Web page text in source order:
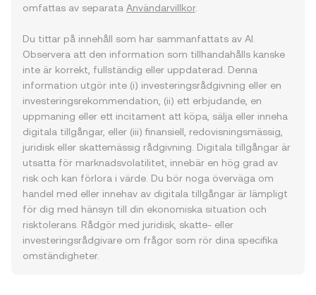
omfattas av separata Användarvillkor.
Du tittar på innehåll som har sammanfattats av AI.
Observera att den information som tillhandahålls kanske
inte är korrekt, fullständig eller uppdaterad. Denna
information utgör inte (i) investeringsrådgivning eller en
investeringsrekommendation, (ii) ett erbjudande, en
uppmaning eller ett incitament att köpa, sälja eller inneha
digitala tillgångar, eller (iii) finansiell, redovisningsmässig,
juridisk eller skattemässig rådgivning. Digitala tillgångar är
utsatta för marknadsvolatilitet, innebär en hög grad av
risk och kan förlora i värde. Du bör noga överväga om
handel med eller innehav av digitala tillgångar är lämpligt
för dig med hänsyn till din ekonomiska situation och
risktolerans. Rådgör med juridisk, skatte- eller
investeringsrådgivare om frågor som rör dina specifika
omständigheter.